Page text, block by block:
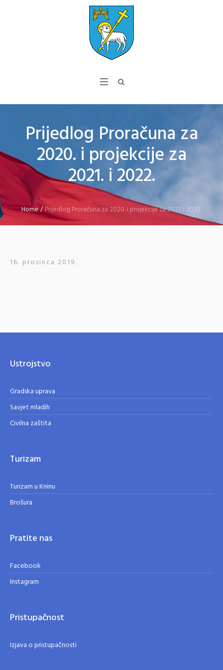
Prijedlog Proračuna za
2020. i projekcije za
2021. i 2022.
Home/Prijedlog Proračuna za 2020. i projekcije za 2021. i 2022.
16. prosinca 2019.
Ustrojstvo
Gradska uprava
Savjet mladih
Civilna zaštita
Turizam
Turizam u Kninu
Brošura
Pratite nas
Facebook
Instagram
Pristupačnost
Izjava o pristupačnosti